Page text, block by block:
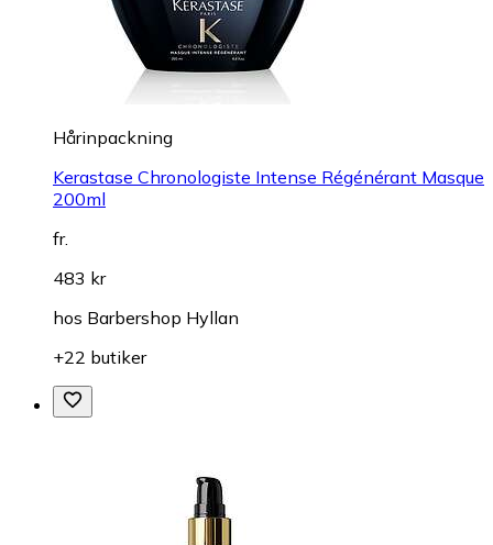
Hårinpackning
Kerastase Chronologiste Intense Régénérant Masque
200ml
fr.
483 kr
hos Barbershop Hyllan
+22 butiker